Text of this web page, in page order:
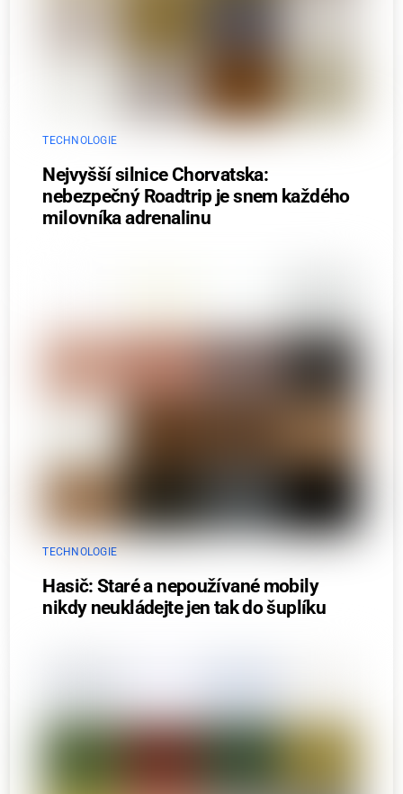
TECHNOLOGIE
Nejvyšší silnice Chorvatska:
nebezpečný Roadtrip je snem každého
milovníka adrenalinu
TECHNOLOGIE
Hasič: Staré a nepoužívané mobily
nikdy neukládejte jen tak do šuplíku